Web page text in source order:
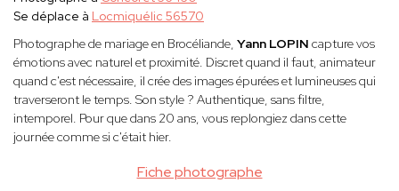
Fiche photographe
Se déplace à Locmiquélic 56570
Photographe de mariage en Brocéliande, Yann LOPIN capture vos
émotions avec naturel et proximité. Discret quand il faut, animateur
quand c'est nécessaire, il crée des images épurées et lumineuses qui
traverseront le temps. Son style ? Authentique, sans filtre,
intemporel. Pour que dans 20 ans, vous replongiez dans cette
journée comme si c'était hier.